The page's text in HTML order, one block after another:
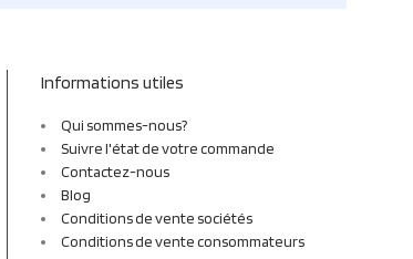
Informations utiles
Qui sommes-nous?
Suivre l'état de votre commande
Contactez-nous
Blog
Conditions de vente sociétés
Conditions de vente consommateurs